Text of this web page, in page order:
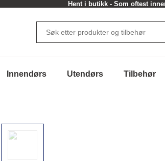
Hent i butikk - Som oftest
Innendørs Utendørs Tilbehør